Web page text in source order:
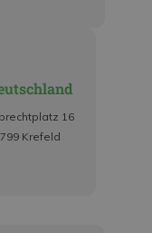
16
Krefeld